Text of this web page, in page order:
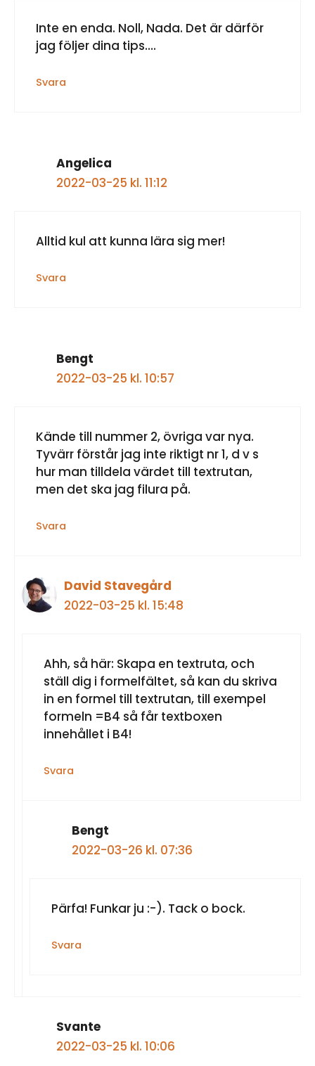
Inte en enda. Noll, Nada. Det är därför
jag följer dina tips….
Svara
Angelica
2022-03-25 kl. 11:12
Alltid kul att kunna lära sig mer!
Svara
Bengt
2022-03-25 kl. 10:57
Kände till nummer 2, övriga var nya.
Tyvärr förstår jag inte riktigt nr 1, d v s
hur man tilldela värdet till textrutan,
men det ska jag filura på.
Svara
David Stavegård
2022-03-25 kl. 15:48
Ahh, så här: Skapa en textruta, och
ställ dig i formelfältet, så kan du skriva
in en formel till textrutan, till exempel
formeln =B4 så får textboxen
innehållet i B4!
Svara
Bengt
2022-03-26 kl. 07:36
Pärfa! Funkar ju :-). Tack o bock.
Svara
Svante
2022-03-25 kl. 10:06